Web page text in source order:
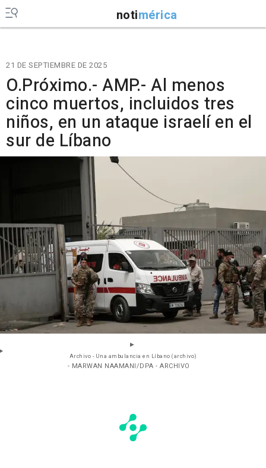
notimérica
21 DE SEPTIEMBRE DE 2025
O.Próximo.- AMP.- Al menos
cinco muertos, incluidos tres
niños, en un ataque israelí en el
sur de Líbano
Archivo - Una ambulancia en Líbano (archivo)
- MARWAN NAAMANI/DPA - ARCHIVO